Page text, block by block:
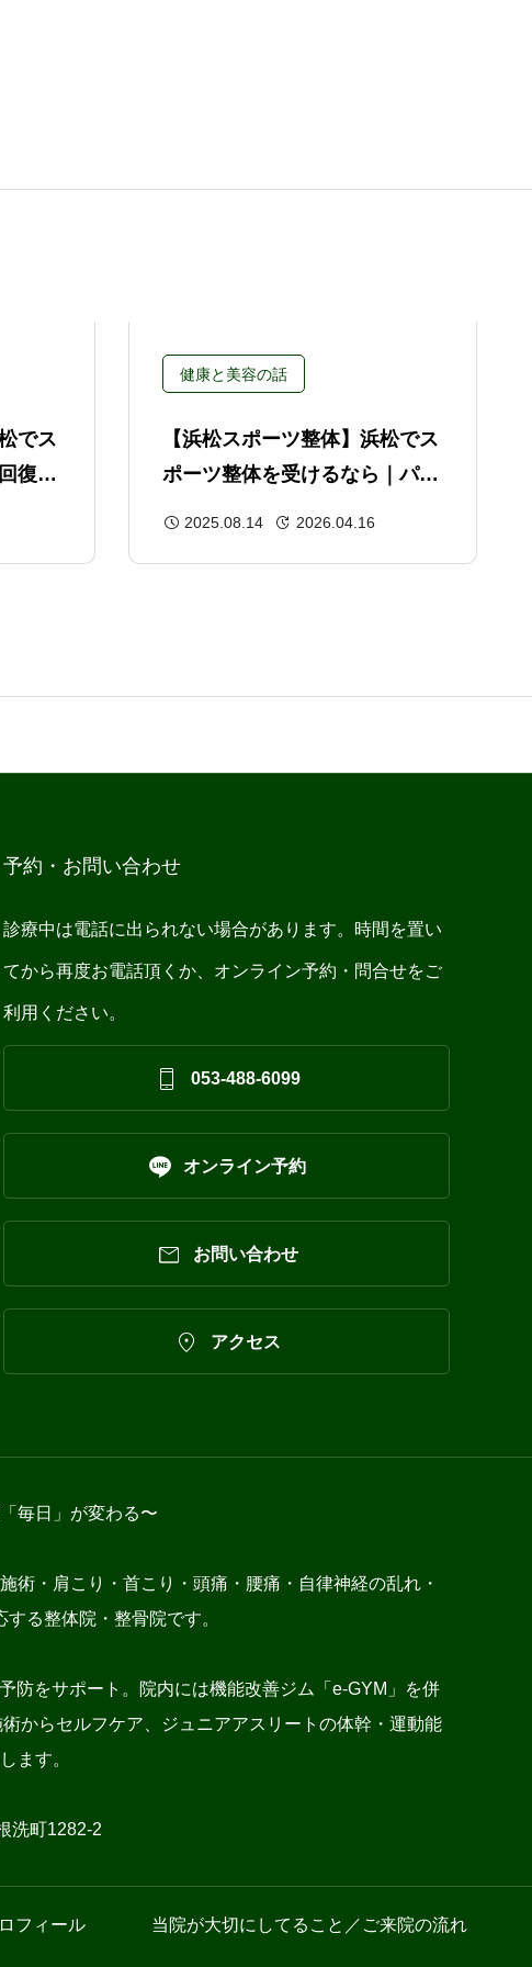
でス
復か
健康と美容の話
【浜松スポーツ整体】浜松でス
ポーツ整体を受けるなら｜パフ
2025.08.14 2026.04.16
予約・お問い合わせ
診療中は電話に出られない場合があります。時間を置い
てから再度お電話頂くか、オンライン予約・問合せをご
利用ください。
 053-488-6099
 オンライン予約
 お問い合わせ
 アクセス
毎日」が変わる〜
術・肩こり・首こり・頭痛・腰痛・自律神経の乱れ・
る整体院・整骨院です。
防をサポート。院内には機能改善ジム「e-GYM」を併
からセルフケア、ジュニアアスリートの体幹・運動能
ます。
洗町1282-2
フィール 当院が大切にしてること／ご来院の流れ